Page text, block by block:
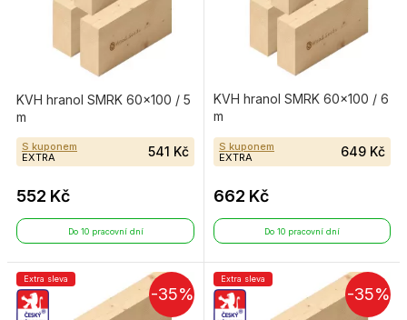
KVH hranol SMRK 60×100 / 5
m
S kuponem
EXTRA
541 Kč
552 Kč
Do 10 pracovní dní
KVH hranol SMRK 60×100 / 6
m
S kuponem
EXTRA
649 Kč
662 Kč
Do 10 pracovní dní
-35%
Extra sleva
-35%
Extra sleva